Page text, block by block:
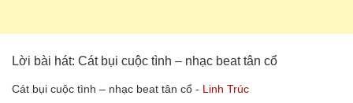
Lời bài hát: Cát bụi cuộc tình – nhạc beat tân cổ
Cát bụi cuộc tình – nhạc beat tân cổ - Linh Trúc